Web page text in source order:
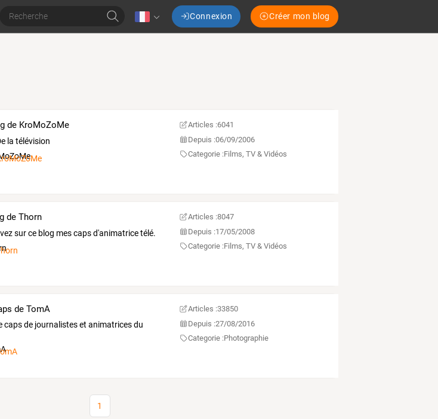
Connexion Créer mon blog
de KroMoZoMe
la télévision
Articles :6041
Depuis :06/09/2006
Categorie :Films, TV & Vidéos
de Thorn
sur ce blog mes caps d'animatrice télé.
Articles :8047
Depuis :17/05/2008
Categorie :Films, TV & Vidéos
de TomA
caps de journalistes et animatrices du
Articles :33850
Depuis :27/08/2016
Categorie :Photographie
1